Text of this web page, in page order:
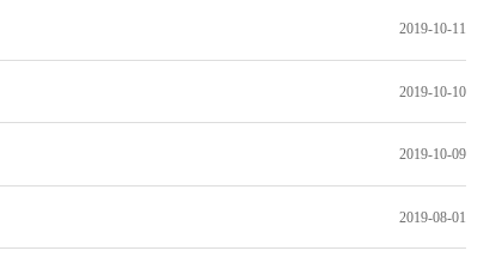
2019-10-11
2019-10-10
2019-10-09
2019-08-01